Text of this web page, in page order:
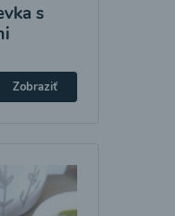
s
Zobraziť